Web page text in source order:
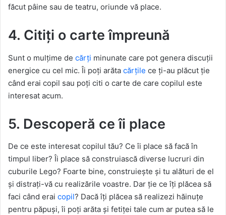
făcut pâine sau de teatru, oriunde vă place.
4. Citiți o carte împreună
Sunt o mulțime de cărți minunate care pot genera discuții
energice cu cel mic. Îi poți arăta cărțile ce ți-au plăcut ție
când erai copil sau poți citi o carte de care copilul este
interesat acum.
5. Descoperă ce îi place
De ce este interesat copilul tău? Ce îi place să facă în
timpul liber? Îi place să construiască diverse lucruri din
cuburile Lego? Foarte bine, construiește și tu alături de el
și distrați-vă cu realizările voastre. Dar ție ce îți plăcea să
faci când erai copil? Dacă îți plăcea să realizezi hăinuțe
pentru păpuși, îi poți arăta și fetiței tale cum ar putea să le